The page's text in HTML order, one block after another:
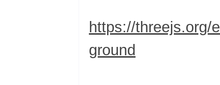
https://threejs.org/
ground